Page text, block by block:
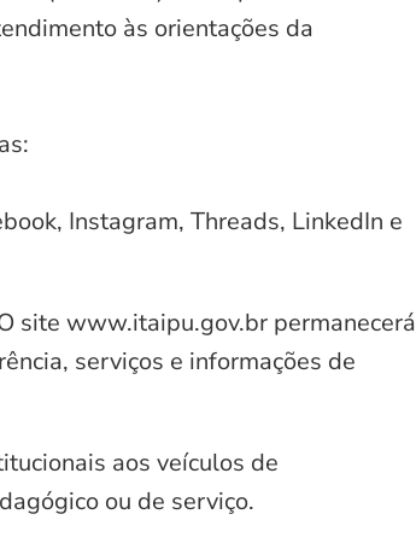
às orientações da
Instagram, Threads, LinkedIn e
site www.itaipu.gov.br permanecerá
serviços e informações de
aos veículos de
ou de serviço.